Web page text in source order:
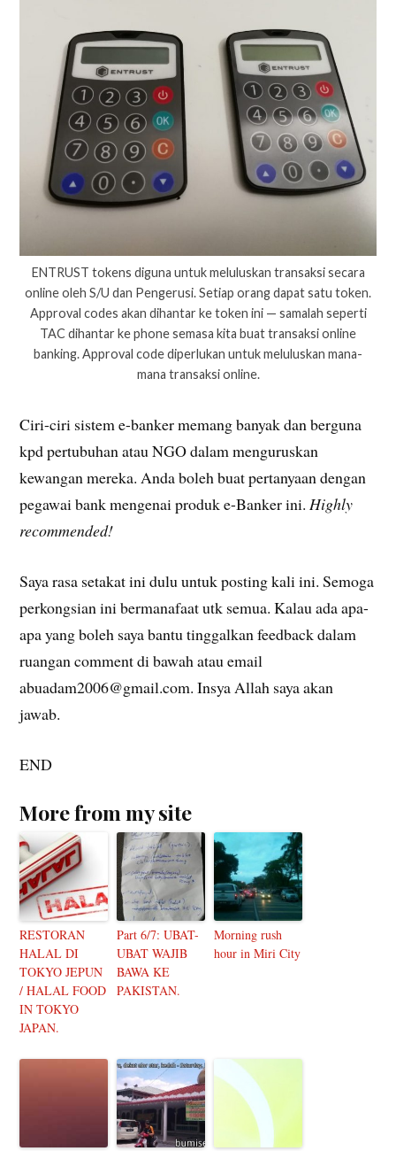
ENTRUST tokens diguna untuk meluluskan transaksi secara
online oleh S/U dan Pengerusi. Setiap orang dapat satu token.
Approval codes akan dihantar ke token ini — samalah seperti
TAC dihantar ke phone semasa kita buat transaksi online
banking. Approval code diperlukan untuk meluluskan mana-
mana transaksi online.
Ciri-ciri sistem e-banker memang banyak dan berguna
kpd pertubuhan atau NGO dalam menguruskan
kewangan mereka. Anda boleh buat pertanyaan dengan
pegawai bank mengenai produk e-Banker ini.Highly
recommended!
Saya rasa setakat ini dulu untuk posting kali ini. Semoga
perkongsian ini bermanafaat utk semua. Kalau ada apa-
apa yang boleh saya bantu tinggalkan feedback dalam
ruangan comment di bawah atau email
abuadam2006@gmail.com. Insya Allah saya akan
jawab.
END
More from my site
RESTORAN
HALAL DI
TOKYO JEPUN
/ HALAL FOOD
IN TOKYO
JAPAN.
Part 6/7: UBAT-
UBAT WAJIB
BAWA KE
PAKISTAN.
Morning rush
hour in Miri City